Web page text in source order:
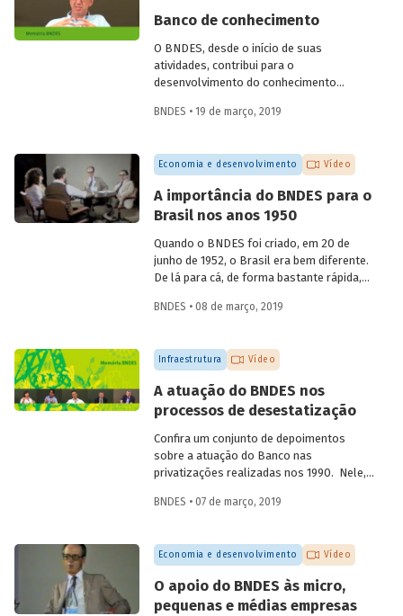
Banco de conhecimento
O BNDES, desde o início de suas
atividades, contribui para o
desenvolvimento do conhecimento
reflexões internas e disponibilizando-as
produção editorial. O economista
Fernando Pimentel Puga, em depoimento
colhido pelo programa de memória do
Banco, durante as comemorações do
aniversário de 60 anos da instituição, em
2012, compartilha sua visão quanto à
atuação institucional na produção de
estudos e linhas de pesquisa.
BNDES • 19 de março, 2019
Economia e desenvolvimento Vídeo
A importância do BNDES para o
Brasil nos anos 1950
Quando o BNDES foi criado, em 20 de
junho de 1952, o Brasil era bem diferente.
De lá para cá, de forma bastante rápida,
desencadeadas ao mesmo tempo, em
o país começou a ficar moderno. Em
vídeo, dois ex-empregados do Banco que
trajetória da instituição abordam
questões que demonstram a importância
e o valor agregado pelo BNDES ao
projeto de desenvolvimento nacional.
BNDES • 08 de março, 2019
Infraestrutura Vídeo
A atuação do BNDES nos
processos de desestatização
Confira um conjunto de depoimentos
sobre a atuação do Banco nas
privatizações realizadas nos 1990. Nele,
desafios enfrentados à época e sobre os
dessas desestatizações.
BNDES • 07 de março, 2019
Economia e desenvolvimento Vídeo
O apoio do BNDES às micro,
pequenas e médias empresas